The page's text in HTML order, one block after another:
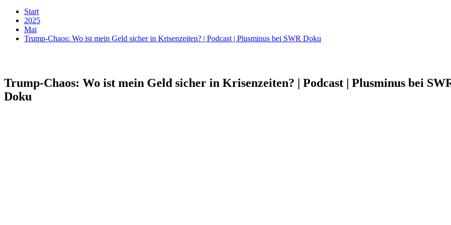
Start
2025
Mai
Trump-Chaos: Wo ist mein Geld sicher in Krisenzeiten? | Podcast | Plusminus bei SWR Doku
Trump-Chaos: Wo ist mein Geld sicher in Krisenzeiten? | Podcast | Plusminus bei
Doku